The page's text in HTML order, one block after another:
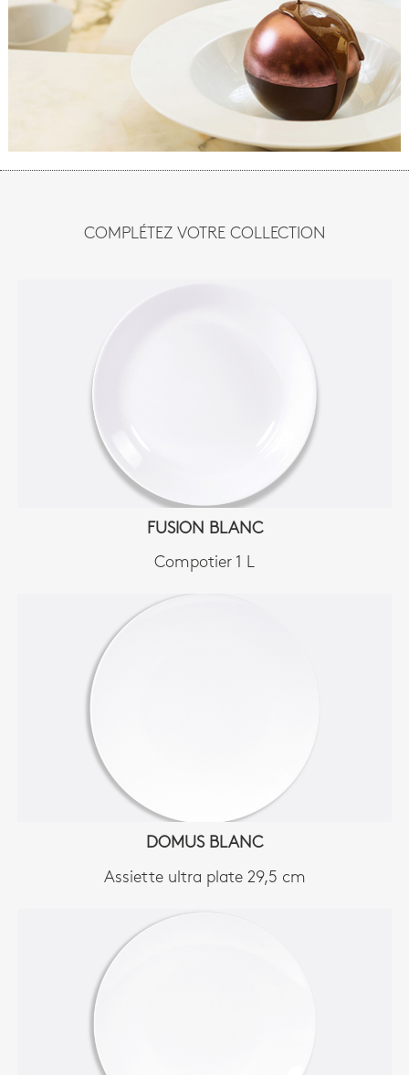
COMPLÉTEZ VOTRE COLLECTION
FUSION BLANC
Compotier 1 L
DOMUS BLANC
Assiette ultra plate 29,5 cm